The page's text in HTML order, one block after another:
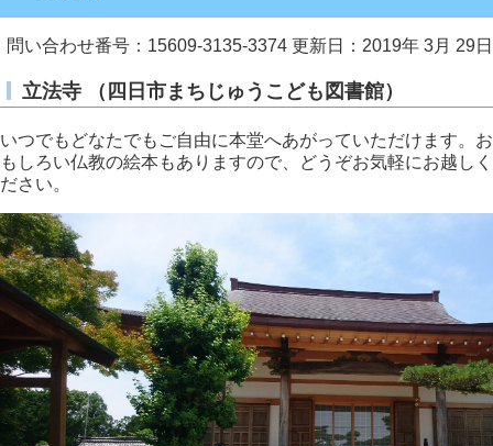
問い合わせ番号：15609-3135-3374 更新日：2019年 3月 29日
立法寺 （四日市まちじゅうこども図書館）
いつでもどなたでもご自由に本堂へあがっていただけます。お
もしろい仏教の絵本もありますので、どうぞお気軽にお越しく
ださい。